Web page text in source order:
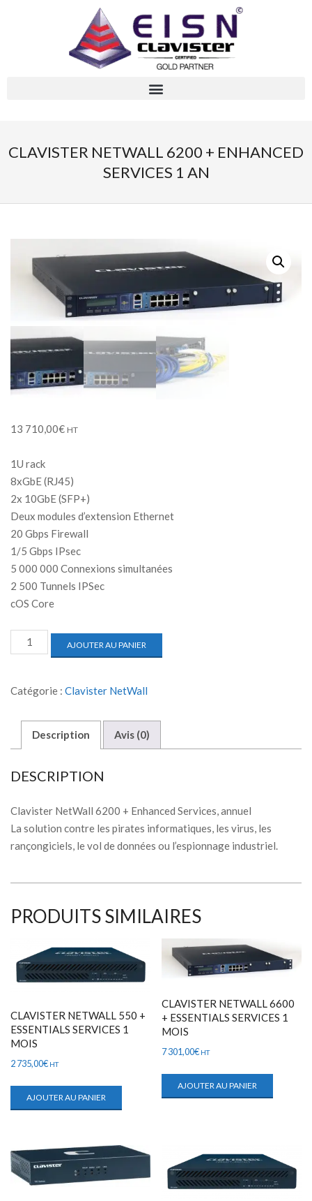
CLAVISTER NETWALL 6200 + ENHANCED
SERVICES 1 AN
13 710,00€ HT
1U rack
8xGbE (RJ45)
2x 10GbE (SFP+)
Deux modules d’extension Ethernet
20 Gbps Firewall
1/5 Gbps IPsec
5 000 000 Connexions simultanées
2 500 Tunnels IPSec
cOS Core
AJOUTER AU PANIER
Catégorie : Clavister NetWall
Description Avis (0)
DESCRIPTION
Clavister NetWall 6200 + Enhanced Services, annuel
La solution contre les pirates informatiques, les virus, les
rançongiciels, le vol de données ou l’espionnage industriel.
PRODUITS SIMILAIRES
CLAVISTER NETWALL 550 +
ESSENTIALS SERVICES 1
MOIS
2 735,00€ HT
AJOUTER AU PANIER
CLAVISTER NETWALL 6600
+ ESSENTIALS SERVICES 1
MOIS
7 301,00€ HT
AJOUTER AU PANIER